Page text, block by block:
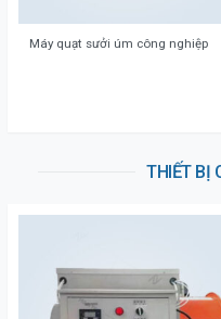
Máy quạt sưởi úm công nghiệp
THIẾT BỊ